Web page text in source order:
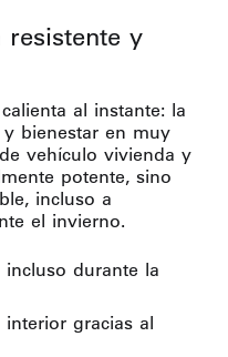
resistente y
al instante: la
y bienestar en muy
vehículo vivienda y
potente, sino
incluso a
el invierno.
incluso durante la
gracias al